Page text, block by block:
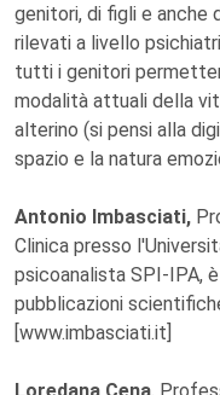
genitori, di figli e anche
rilevati a livello
tutti i genitori
modalità attuali della
alterino (si pensi alla
spazio e la natura
Antonio Imbasciati,
Clinica presso
psicoanalista SPI-IPA,
pubblicazioni
[www.imbasciati.it]